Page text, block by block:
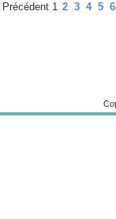
Précédent 1 2 3 4 5 6